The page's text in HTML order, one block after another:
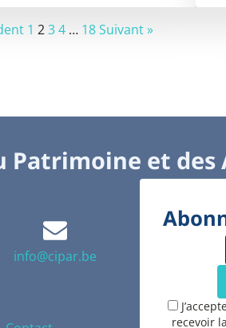
1 234 … 18Suivant »
Patrimoine et des
info@cipar.be
recevoir